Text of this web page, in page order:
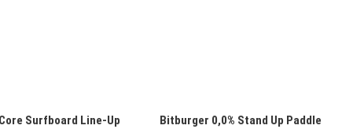
Surfboard Line-Up
Bitburger 0,0% Stand Up Paddle